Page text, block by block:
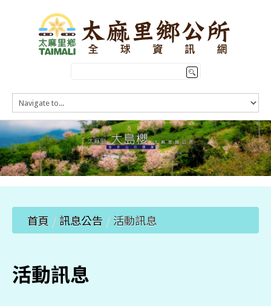
HOME
訊息公告
本鄉簡介
公所介紹
觀光導覽
便民服務
首頁 / 訊息公告 / 活動訊息
活動訊息